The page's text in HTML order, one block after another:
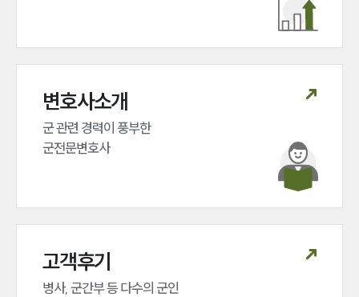
변호사소개
군 관련 경력이 풍부한
군전문변호사
고객후기
병사, 군간부 등 다수의 군인